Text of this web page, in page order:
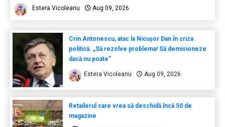
Estera Vicoleanu Aug 09, 2026
Crin Antonescu, atac la Nicușor Dan în criza
politică. „Să rezolve problema! Să demisioneze
dacă nu poate”
Estera Vicoleanu Aug 09, 2026
Retailerul care vrea să deschidă încă 50 de
magazine